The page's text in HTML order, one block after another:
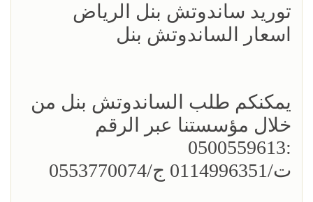
توريد ساندوتش بنل الرياض
اسعار الساندوتش بنل
يمكنكم طلب الساندوتش بنل من
خلال مؤسستنا عبر الرقم
:0500559613
ت/0114996351 ج/0553770074